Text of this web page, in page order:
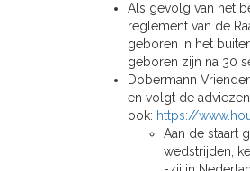
Als gevolg van het
reglement van de
geboren in het
geboren zijn na 30
Dobermann
en volgt de
ook: https://
Aan de staart
wedstrijden,